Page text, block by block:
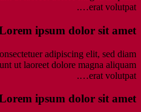
erat volutpat….
ipsum dolor sit amet
adipiscing elit, sed diam
ut laoreet dolore magna aliquam
erat volutpat….
ipsum dolor sit amet